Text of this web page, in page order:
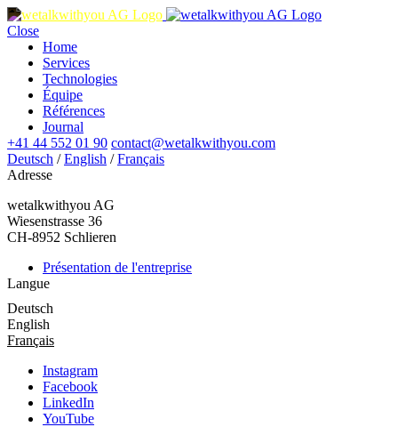
Close
Home
Services
Technologies
Équipe
Références
Journal
+41 44 552 01 90 contact@wetalkwithyou.com
Deutsch /English /Français
Adresse
wetalkwithyou AG
Wiesenstrasse 36
CH-8952 Schlieren
Présentation de l'entreprise
Langue
Deutsch
English
Français
Instagram
Facebook
LinkedIn
YouTube